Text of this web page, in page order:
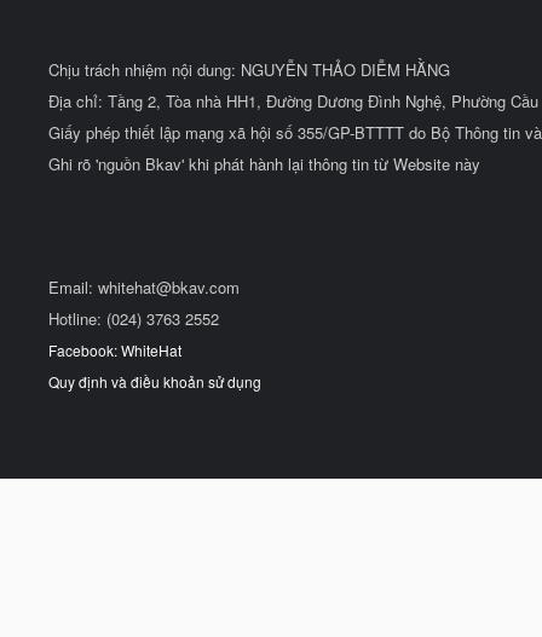
Chịu trách nhiệm nội dung: NGUYỄN THẢO DIỄM HẰNG
Địa chỉ: Tầng 2, Tòa nhà HH1, Đường Dương Đình Nghệ, Phường
Giấy phép thiết lập mạng xã hội số 355/GP-BTTTT do Bộ Thông tin
Ghi rõ 'nguồn Bkav' khi phát hành lại thông tin từ Website này
Email: whitehat@bkav.com
Hotline: (024) 3763 2552
Facebook: WhiteHat
Quy định và điều khoản sử dụng